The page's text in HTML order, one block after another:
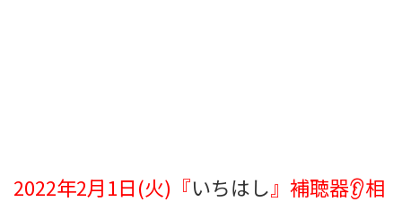
2022年2月1日(火)『いちはし』補聴器👂相